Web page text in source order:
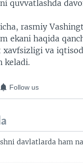
quvvatlashda
rasmiy
ekani haqida
xavfsizligi va
keladi.
Follow us
davlatlarda ham